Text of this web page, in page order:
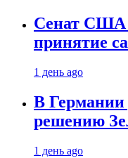
Сенат США
принятие
1 день ago
В Германии
решению
1 день ago